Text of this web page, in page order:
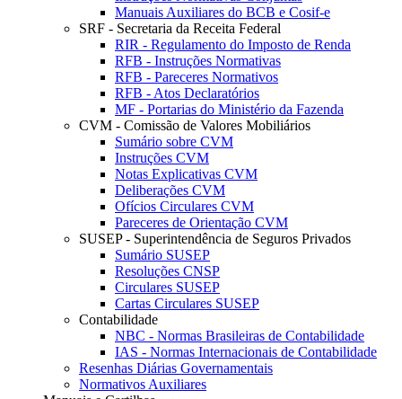
Manuais Auxiliares do BCB e Cosif-e
SRF - Secretaria da Receita Federal
RIR - Regulamento do Imposto de Renda
RFB - Instruções Normativas
RFB - Pareceres Normativos
RFB - Atos Declaratórios
MF - Portarias do Ministério da Fazenda
CVM - Comissão de Valores Mobiliários
Sumário sobre CVM
Instruções CVM
Notas Explicativas CVM
Deliberações CVM
Ofícios Circulares CVM
Pareceres de Orientação CVM
SUSEP - Superintendência de Seguros Privados
Sumário SUSEP
Resoluções CNSP
Circulares SUSEP
Cartas Circulares SUSEP
Contabilidade
NBC - Normas Brasileiras de Contabilidade
IAS - Normas Internacionais de Contabilidade
Resenhas Diárias Governamentais
Normativos Auxiliares